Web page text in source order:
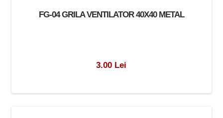
FG-04 GRILA VENTILATOR 40X40 METAL
3.00 Lei